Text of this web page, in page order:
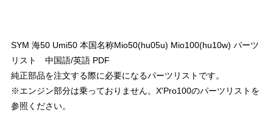
SYM 海50 Umi50 本国名称Mio50(hu05u) Mio100(hu10w) パーツ
リスト 中国語/英語 PDF
純正部品を注文する際に必要になるパーツリストです。
※エンジン部分は乗っておりません。X'Pro100のパーツリストを
参照ください。